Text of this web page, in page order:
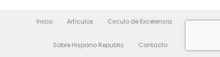
Inicio Artículos Circulo de Excelencia
Sobre Hispano Republic Contacto